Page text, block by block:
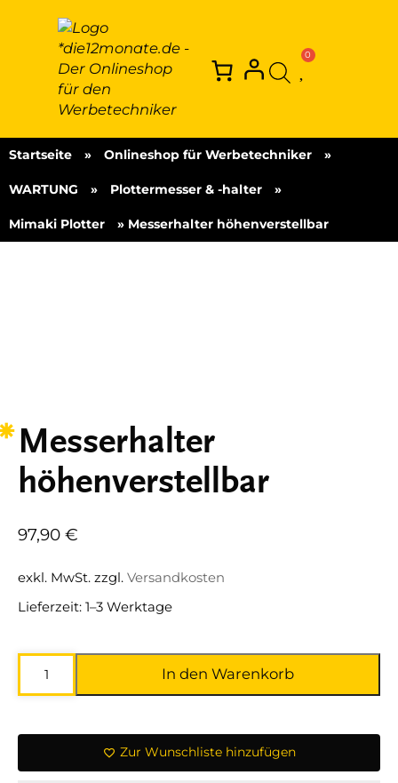
Startseite » Onlineshop für Werbetechniker »
WARTUNG » Plottermesser & -halter »
Mimaki Plotter » Messerhalter höhenverstellbar
Messerhalter
höhenverstellbar
97,90 €
exkl. MwSt. zzgl. Versandkosten
Lieferzeit: 1–3 Werktage
höhenverstellbar
In den Warenkorb
Zur Wunschliste hinzufügen